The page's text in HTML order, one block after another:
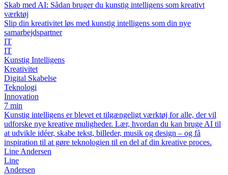
Skab med AI: Sådan bruger du kunstig intelligens som kreativt
værktøj
Slip din kreativitet løs med kunstig intelligens som din nye
samarbejdspartner
IT
IT
Kunstig Intelligens
Kreativitet
Digital Skabelse
Teknologi
Innovation
7 min
Kunstig intelligens er blevet et tilgængeligt værktøj for alle, der vil
udforske nye kreative muligheder. Lær, hvordan du kan bruge AI til
at udvikle idéer, skabe tekst, billeder, musik og design – og få
inspiration til at gøre teknologien til en del af din kreative proces.
Line Andersen
Line
Andersen